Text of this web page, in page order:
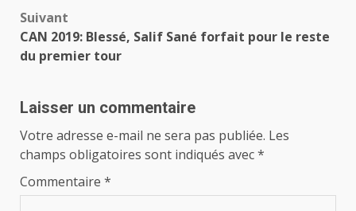
Suivant
CAN 2019: Blessé, Salif Sané forfait pour le reste
du premier tour
Laisser un commentaire
Votre adresse e-mail ne sera pas publiée. Les
champs obligatoires sont indiqués avec*
Commentaire *